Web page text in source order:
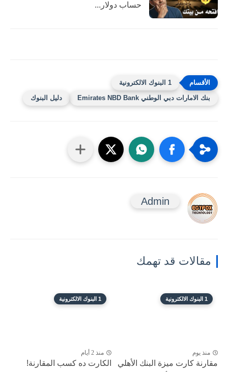
حساب دولار...
1 البنوك الالكترونية
بنك الامارات دبي الوطني Emirates NBD Bank
دليل البنوك
Admin
مقالات قد تهمك
1 البنوك الالكترونية
منذ يوم
مقارنة كارت ميزة البنك الأهلي
1 البنوك الالكترونية
منذ 2 أيام
الكارت ده كسب المقارنة!